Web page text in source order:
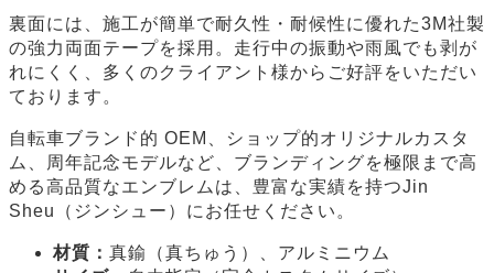
裏面には、施工が簡単で耐久性・耐候性に優れた3M社製
の強力両面テープを採用。走行中の振動や雨風でも剥が
れにくく、多くのクライアント様からご好評をいただい
ております。
自転車ブランド的 OEM、ショップ的オリジナルカスタ
ム、周年記念モデルなど、ブランディングを極限まで高
める高品質なエンブレムは、豊富な実績を持つJin
Sheu（ジンシュー）にお任せください。
材質： 真鍮（真ちゅう）、アルミニウム